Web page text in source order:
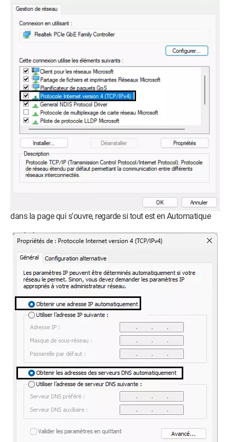
dans la page qui s'ouvre, regarde si tout est en Automatique